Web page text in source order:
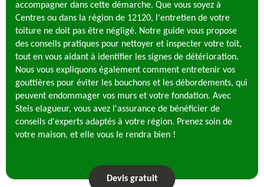
accompagner dans cette démarche. Que vous soyez à
Centres ou dans la région de 12120, l'entretien de votre
toiture ne doit pas être négligé. Notre guide vous propose
des conseils pratiques pour nettoyer et inspecter votre toit,
tout en vous aidant à identifier les signes de détérioration.
Nous vous expliquons également comment entretenir vos
gouttières pour éviter les bouchons et les débordements, qui
peuvent endommager vos murs et votre fondation. Avec
Steis elagueur, vous avez l'assurance de bénéficier de
conseils d'experts adaptés à votre région. Prenez soin de
votre maison, et elle vous le rendra bien !
Devis gratuit